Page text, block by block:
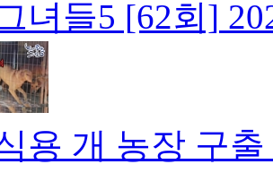
녀들5 [62회]
용 개 농장 구